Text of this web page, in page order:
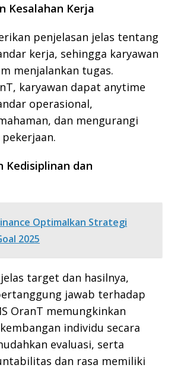
Kesalahan Kerja
penjelasan jelas tentang
kerja, sehingga karyawan
menjalankan tugas.
karyawan dapat anytime
operasional,
dan mengurangi
Kedisiplinan dan
Optimalkan Strategi
2025
target dan hasilnya,
jawab terhadap
OranT memungkinkan
individu secara
evaluasi, serta
dan rasa memiliki